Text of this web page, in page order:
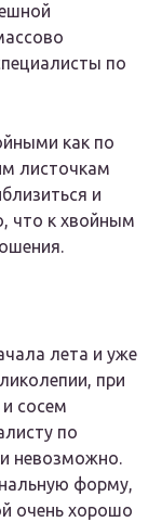
по
как по
листочкам
и
что к хвойным
лета и уже
при
сосем
по
невозможно.
форму,
очень хорошо